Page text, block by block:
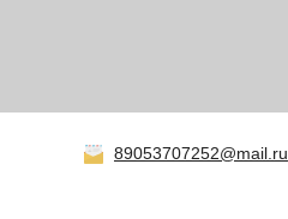
89053707252@mail.ru